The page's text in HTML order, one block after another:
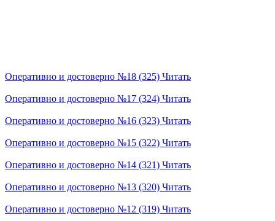
Оперативно и достоверно №18 (325) Читать
Оперативно и достоверно №17 (324) Читать
Оперативно и достоверно №16 (323) Читать
Оперативно и достоверно №15 (322) Читать
Оперативно и достоверно №14 (321) Читать
Оперативно и достоверно №13 (320) Читать
Оперативно и достоверно №12 (319) Читать